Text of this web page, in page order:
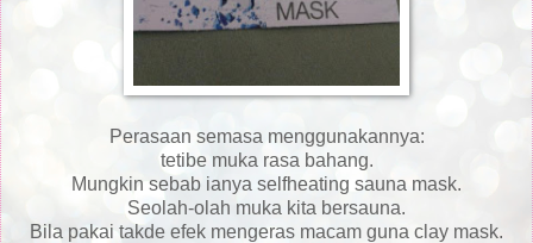
Perasaan semasa menggunakannya:
tetibe muka rasa bahang.
Mungkin sebab ianya selfheating sauna mask.
Seolah-olah muka kita bersauna.
Bila pakai takde efek mengeras macam guna clay mask.